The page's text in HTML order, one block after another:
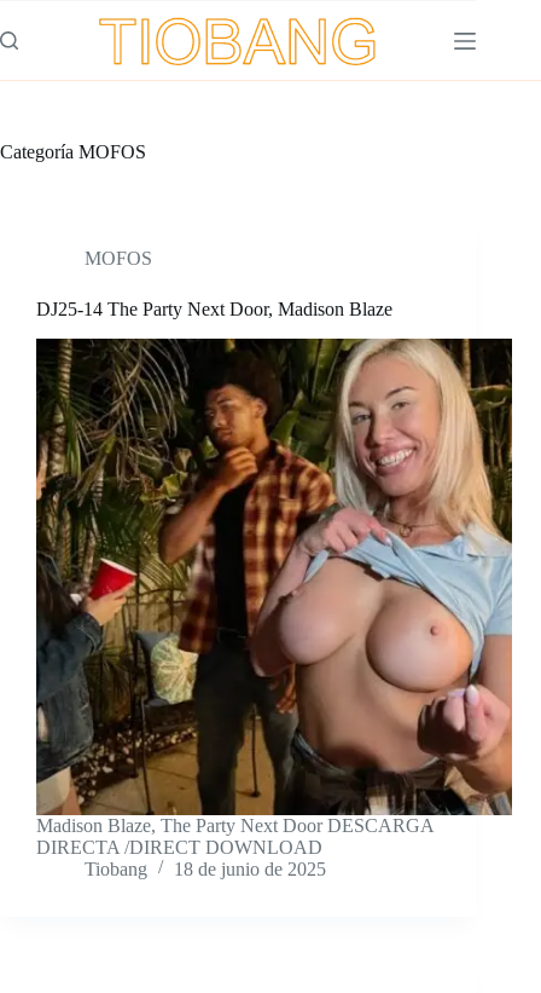
al
contenido
Categoría MOFOS
MOFOS
DJ25-14 The Party Next Door, Madison Blaze
Madison Blaze, The Party Next Door DESCARGA
DIRECTA /DIRECT DOWNLOAD
Tiobang
18 de junio de 2025